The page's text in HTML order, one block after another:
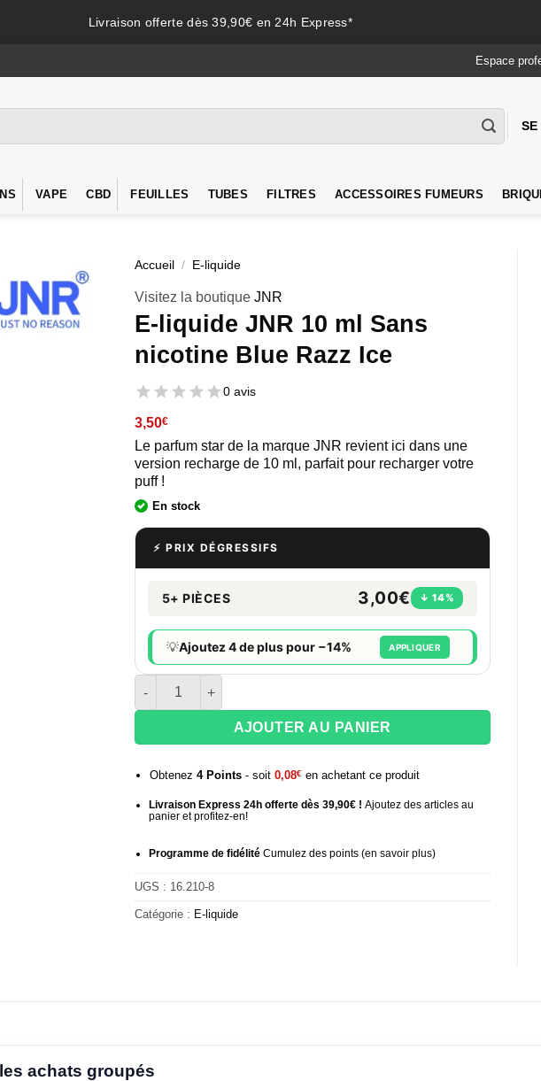
Livraison offerte dès 39,90€ en 24h Express*
Espace
SE
VAPE CBD FEUILLES TUBES FILTRES ACCESSOIRES FUMEURS
Accueil / E-liquide
Visitez la boutique JNR
E-liquide JNR 10 ml Sans
nicotine Blue Razz Ice
0 avis
3,50€
Le parfum star de la marque JNR revient ici dans une
version recharge de 10 ml, parfait pour recharger votre
puff !
En stock
⚡ PRIX DÉGRESSIFS
5+ PIÈCES 3,00€ ↓ 14%
💡Ajoutez 4 de plus pour −14% APPLIQUER
quantité de E-liquide JNR 10 ml Sans nicotine Blue Razz Ice
AJOUTER AU PANIER
Obtenez 4Points- soit 0,08€ en achetant ce produit
Livraison Express 24h offerte dès 39,90€ ! Ajoutez des articles au
panier et profitez-en!
Programme de fidélitéCumulez des points (en savoir plus)
UGS : 16.210-8
Catégorie : E-liquide
achats groupés